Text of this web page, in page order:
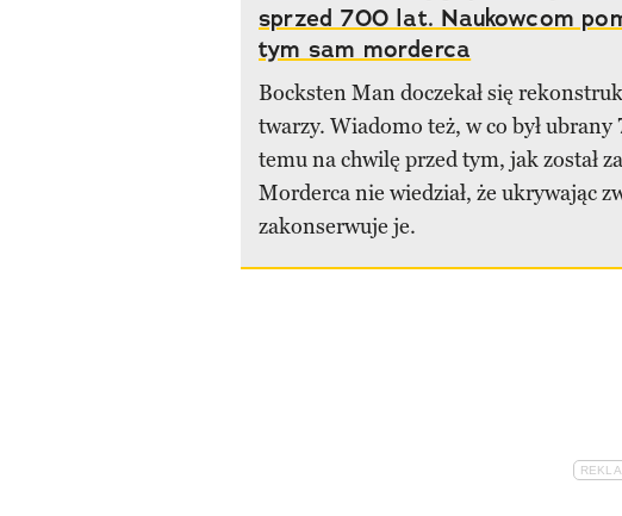
sprzed 700 lat. Naukowcom
tym sam morderca
Bocksten Man doczekał się
twarzy. Wiadomo też, w co był ubrany
temu na chwilę przed tym, jak został
Morderca nie wiedział, że ukrywając
zakonserwuje je.